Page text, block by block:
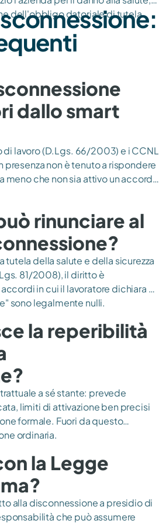
dell'obbligo datoriale di tutela
dallo smart
di lavoro (D.Lgs. 66/2003) e i CCNL
non è tenuto a rispondere
meno che non sia attivo un accordo
rinunciare al
tutela della salute e della sicurezza
81/2008), il diritto è
in cui il lavoratore dichiara di
sono legalmente nulli.
la reperibilità
a sé stante: prevede
limiti di attivazione ben precisi
formale. Fuori da questo
ordinaria.
la Legge
alla disconnessione a presidio di
che può assumere